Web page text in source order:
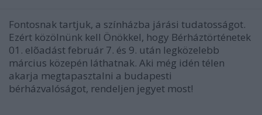
Fontosnak tartjuk, a színházba járási tudatosságot.
Ezért közölnünk kell Önökkel, hogy Bérháztörténetek
01. elõadást február 7. és 9. után legközelebb
március közepén láthatnak. Aki még idén télen
akarja megtapasztalni a budapesti
bérházvalóságot, rendeljen jegyet most!